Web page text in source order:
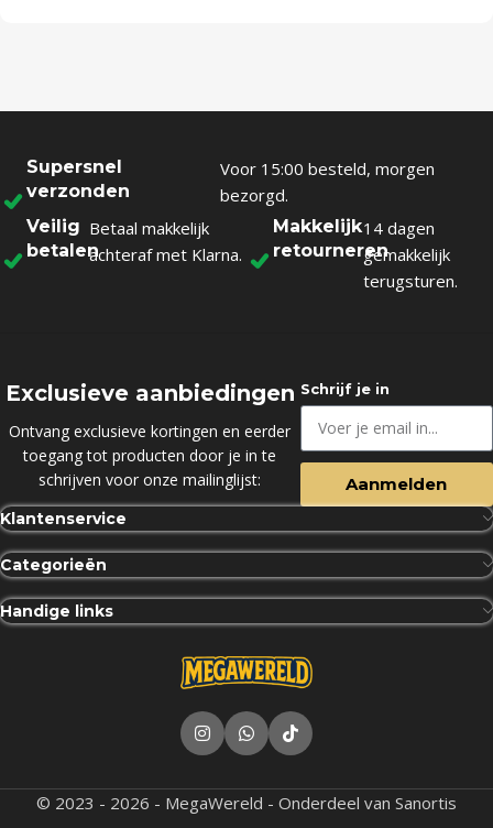
Supersnel
verzonden
Voor 15:00 besteld, morgen
bezorgd.
Veilig
betalen
Betaal makkelijk
achteraf met Klarna.
Makkelijk
retourneren
14 dagen
gemakkelijk
terugsturen.
Exclusieve aanbiedingen
Ontvang exclusieve kortingen en eerder
toegang tot producten door je in te
schrijven voor onze mailinglijst:
Schrijf je in
Aanmelden
Klantenservice
Categorieën
Handige links
© 2023 - 2026 - MegaWereld - Onderdeel van Sanortis